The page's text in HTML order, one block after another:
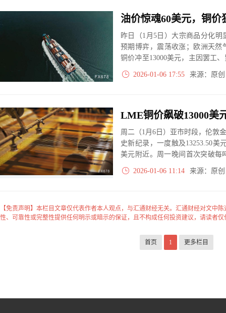
昨日（1月5日）大宗商品分化
预期博弈，震荡收涨；欧洲天然
铜价冲至13000美元，主因罢工
避险情绪和宽松预期下走强。
高波动或成常态。
2026-01-06 17:55 来源：原
周二（1月6日）亚市时段，伦敦
史新纪录，一度触及13253.50美
美元附近。周一晚间首次突破每
标志着铜市新时代的开启。本
2025年那场史诗级飙升行情。
2026-01-06 11:14 来源：原
【免责声明】本栏目文章仅代表作者本人观点，与汇通财经无关。汇通财经对文中
性、可靠性或完整性提供任何明示或暗示的保证，且不构成任何投资建议，请读者
首页 1 更多栏目